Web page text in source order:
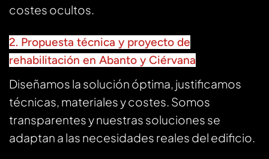
costes ocultos.
2. Propuesta técnica y proyecto de
rehabilitación en Abanto y Ciérvana
Diseñamos la solución óptima, justificamos
técnicas, materiales y costes. Somos
transparentes y nuestras soluciones se
adaptan a las necesidades reales del edificio.